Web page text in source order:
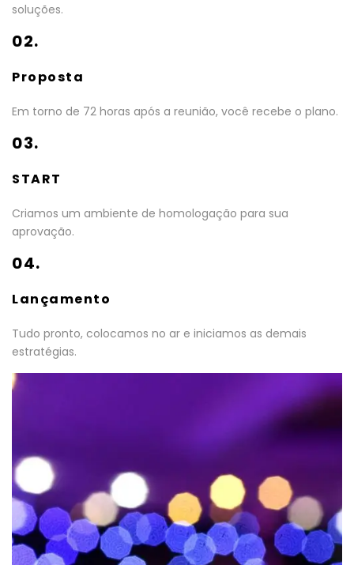
soluções.
02.
Proposta
Em torno de 72 horas após a reunião, você recebe o plano.
03.
START
Criamos um ambiente de homologação para sua
aprovação.
04.
Lançamento
Tudo pronto, colocamos no ar e iniciamos as demais
estratégias.